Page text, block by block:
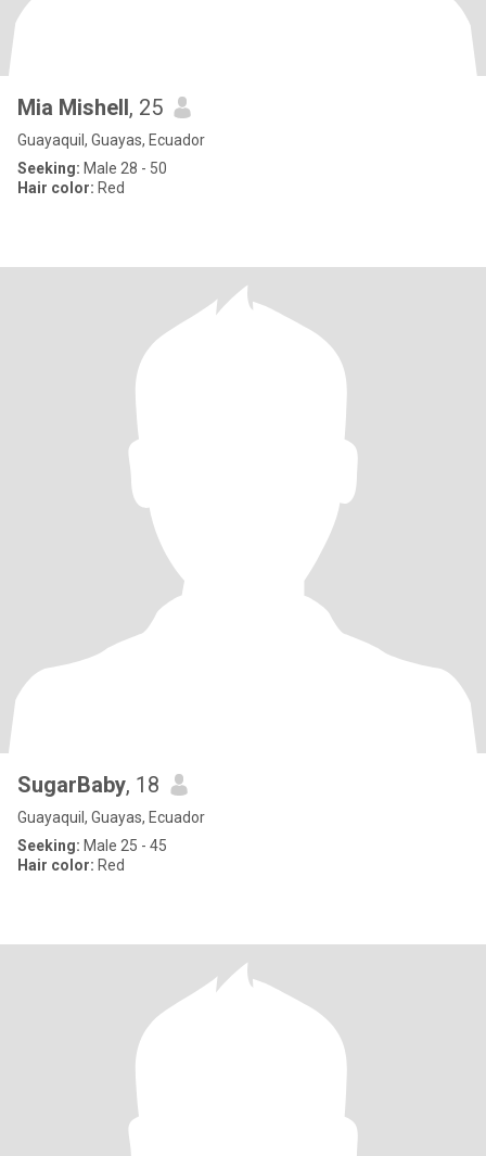
Mia Mishell, 25
Guayaquil, Guayas, Ecuador
Seeking: Male 28 - 50
Hair color: Red
SugarBaby, 18
Guayaquil, Guayas, Ecuador
Seeking: Male 25 - 45
Hair color: Red